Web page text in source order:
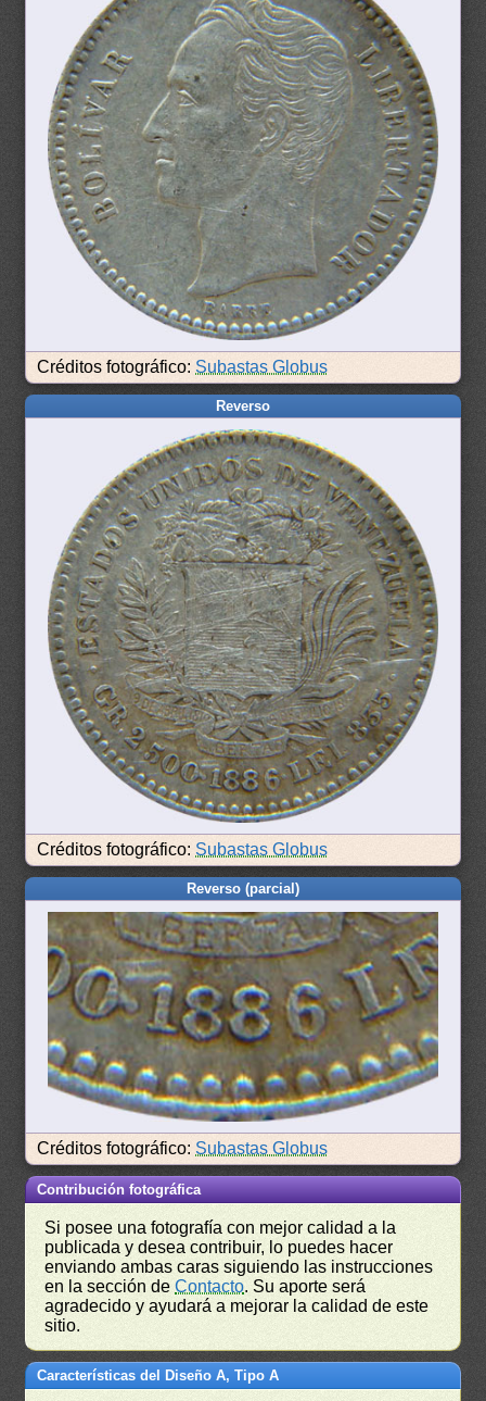
Créditos fotográfico: Subastas Globus
Reverso
Créditos fotográfico: Subastas Globus
Reverso (parcial)
Créditos fotográfico: Subastas Globus
Contribución fotográfica
Si posee una fotografía con mejor calidad a la
publicada y desea contribuir, lo puedes hacer
enviando ambas caras siguiendo las instrucciones
en la sección deContacto. Su aporte será
agradecido y ayudará a mejorar la calidad de este
sitio.
Características del Diseño A, Tipo A